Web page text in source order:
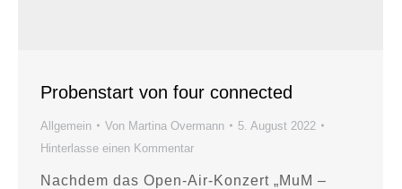
Probenstart von four connected
Allgemein Von Martina Overmann
5. August 2022
Hinterlasse einen Kommentar
Nachdem das Open-Air-Konzert „MuM –